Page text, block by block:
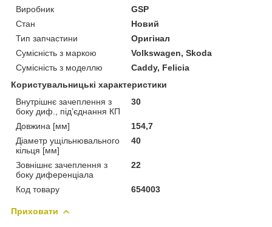
Виробник
GSP
Стан
Новий
Тип запчастини
Оригінал
Сумісність з маркою
Volkswagen, Skoda
Сумісність з моделлю
Caddy, Felicia
Користувальницькі характеристики
Внутрішнє зачеплення з
боку диф., під’єднання КП
30
Довжина [мм]
154,7
Діаметр ущільнювального
кільця [мм]
40
Зовнішнє зачеплення з
боку диференціала
22
Код товару 654003
Приховати